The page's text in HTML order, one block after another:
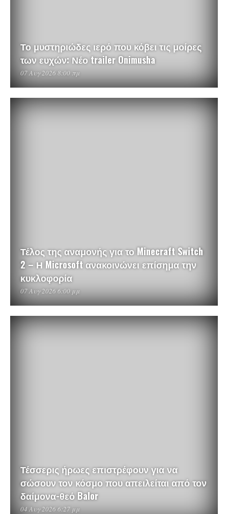
Το μυστηριώδες ιερό που κόβει τις μοίρες
των ευχών: Νέο trailer Onimusha
07 Αυγ 2026 8:00 πμ
Τέλος της αναμονής για το Minecraft Switch
2 – Η Microsoft ανακοινώνει επίσημα την
κυκλοφορία
07 Αυγ 2026 6:00 μμ
Τέσσερις ήρωες επιστρέφουν για να
σώσουν τον κόσμο που απειλείται από τον
δαίμονα-θεό Balor
04 Αυγ 2026 6:27 μμ